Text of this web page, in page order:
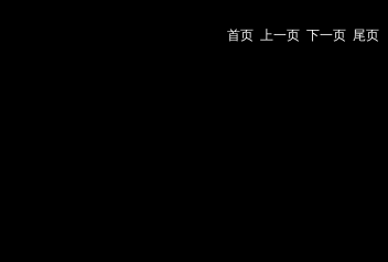
首页 上一页 下一页 尾页